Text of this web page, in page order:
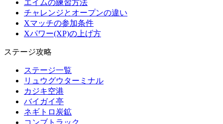
エイムの練習方法
チャレンジとオープンの違い
Xマッチの参加条件
Xパワー(XP)の上げ方
ステージ攻略
ステージ一覧
リュウグウターミナル
カジキ空港
バイガイ亭
ネギトロ炭鉱
コンブトラック